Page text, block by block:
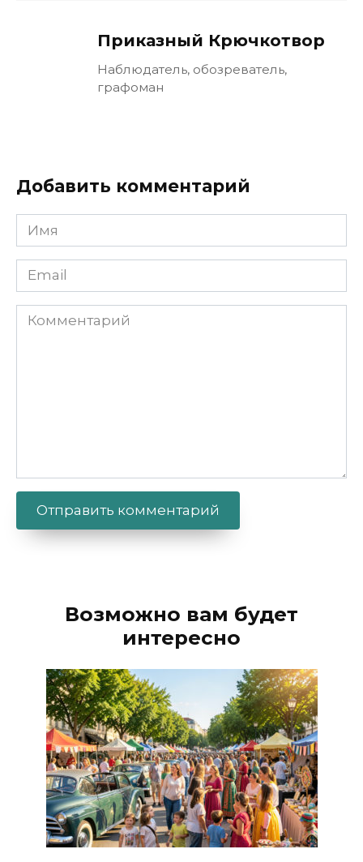
Приказный Крючкотвор
Наблюдатель, обозреватель,
графоман
Добавить комментарий
Имя
Email
Комментарий
Возможно вам будет
интересно